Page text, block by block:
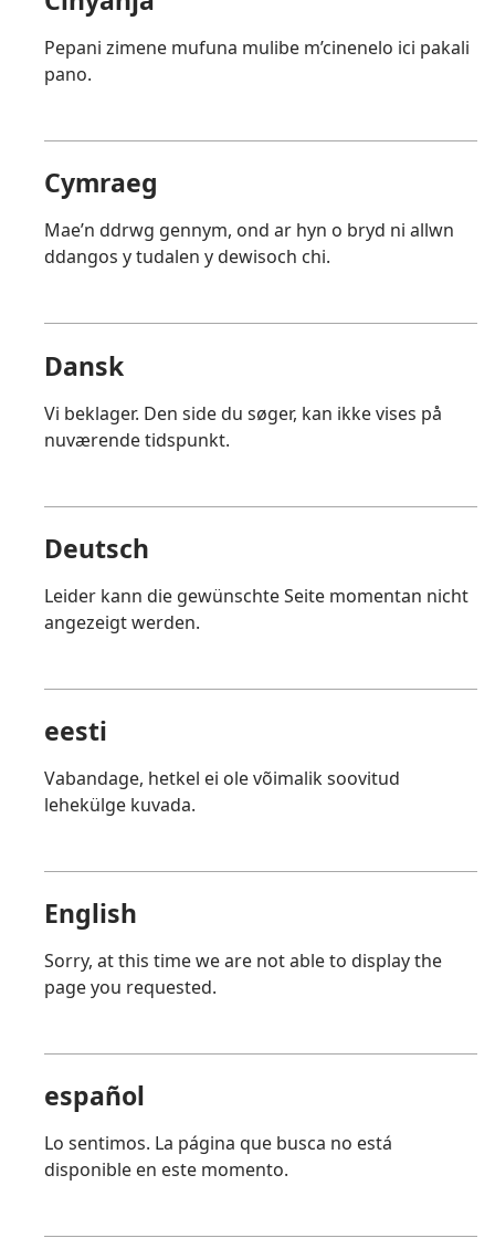
Pepani zimene mufuna mulibe m’cinenelo ici pakali
pano.
Cymraeg
Mae’n ddrwg gennym, ond ar hyn o bryd ni allwn
ddangos y tudalen y dewisoch chi.
Dansk
Vi beklager. Den side du søger, kan ikke vises på
nuværende tidspunkt.
Deutsch
Leider kann die gewünschte Seite momentan nicht
angezeigt werden.
eesti
Vabandage, hetkel ei ole võimalik soovitud
lehekülge kuvada.
English
Sorry, at this time we are not able to display the
page you requested.
español
Lo sentimos. La página que busca no está
disponible en este momento.